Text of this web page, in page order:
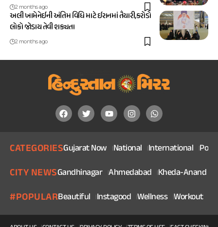
2 months ago
અલી ખામેનેઈની અંતિમ વિધિ માટે ઈરાનમાં તૈયારી,કરોડો
લોકો જોડાય તેવી શક્યતા
2 months ago
CATEGORIESGujarat Now National International
CITY NEWSGandhinagar Ahmedabad Kheda-Anand
#POPULARBeautiful Instagood Wellness Workout